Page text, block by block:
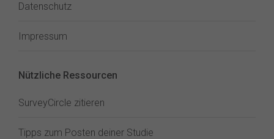
Datenschutz
Impressum
Nützliche Ressourcen
SurveyCircle zitieren
Tipps zum Posten deiner Studie